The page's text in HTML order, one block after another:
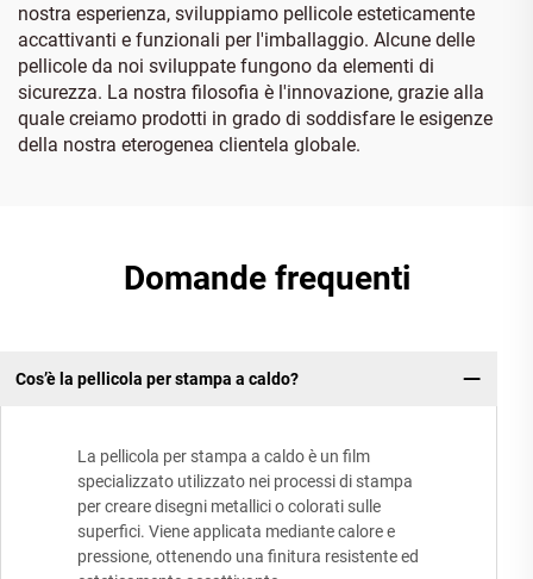
nostra esperienza, sviluppiamo pellicole esteticamente
accattivanti e funzionali per l'imballaggio. Alcune delle
pellicole da noi sviluppate fungono da elementi di
sicurezza. La nostra filosofia è l'innovazione, grazie alla
quale creiamo prodotti in grado di soddisfare le esigenze
della nostra eterogenea clientela globale.
Domande frequenti
Cos’è la pellicola per stampa a caldo?
La pellicola per stampa a caldo è un film
specializzato utilizzato nei processi di stampa
per creare disegni metallici o colorati sulle
superfici. Viene applicata mediante calore e
pressione, ottenendo una finitura resistente ed